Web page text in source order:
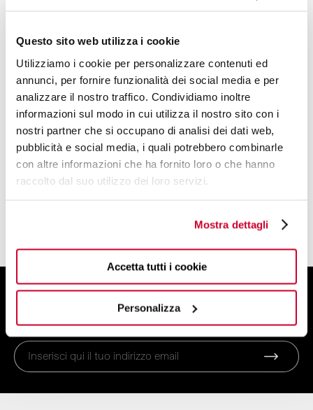
Questo sito web utilizza i cookie
Utilizziamo i cookie per personalizzare contenuti ed
annunci, per fornire funzionalità dei social media e per
analizzare il nostro traffico. Condividiamo inoltre
informazioni sul modo in cui utilizza il nostro sito con i
nostri partner che si occupano di analisi dei dati web,
pubblicità e social media, i quali potrebbero combinarle
con altre informazioni che ha fornito loro o che hanno
raccolto dal suo utilizzo dei loro servizi.
Mostra dettagli
Accetta tutti i cookie
Personalizza
DESIGN BY
ANDREAS SEEGATZ
LA PERSONALITÀ UNICA ED ECLETTICA DI
UN DESIGNER PRONTO A IMMAGINARE IL
PROSSIMO BEST SELLER.
ISCRIVITI ALLA NEWSLETTER
E ottieni uno sconto del 10% sul tuo ordine!